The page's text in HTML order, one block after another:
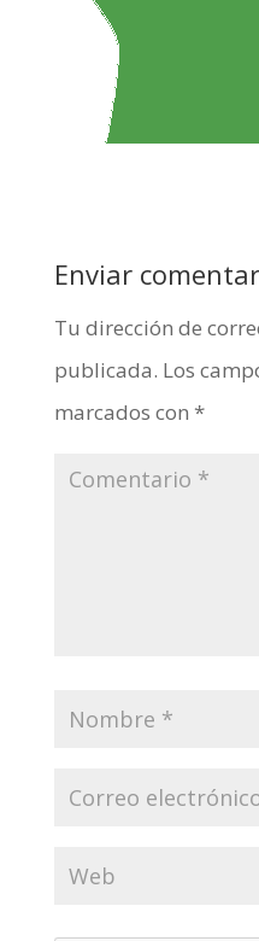
Enviar
Tu dirección de
publicada. Los
marcados con *